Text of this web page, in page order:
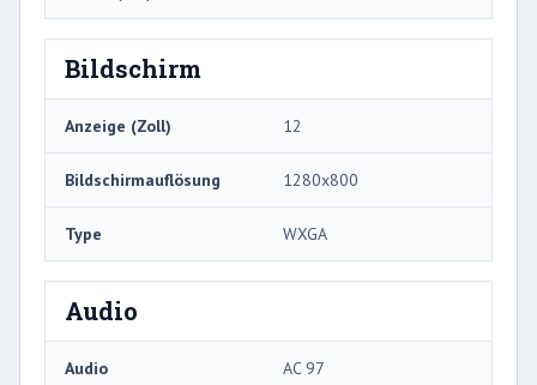
Bildschirm
Anzeige (Zoll) 12
Bildschirmauflösung 1280x800
Type WXGA
Audio
Audio AC 97